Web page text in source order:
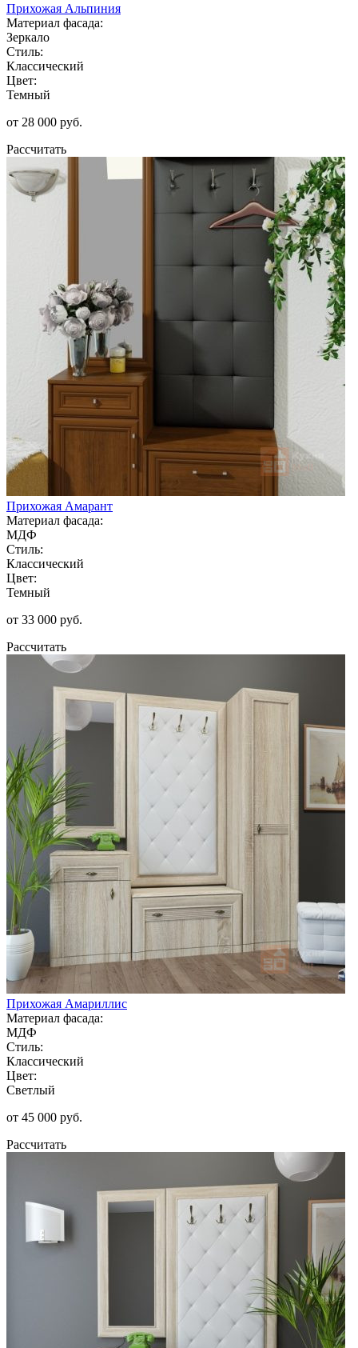
Прихожая Альпиния
Материал фасада:
Зеркало
Стиль:
Классический
Цвет:
Темный
от 28 000 руб.
Рассчитать
Прихожая Амарант
Материал фасада:
МДФ
Стиль:
Классический
Цвет:
Темный
от 33 000 руб.
Рассчитать
Прихожая Амариллис
Материал фасада:
МДФ
Стиль:
Классический
Цвет:
Светлый
от 45 000 руб.
Рассчитать